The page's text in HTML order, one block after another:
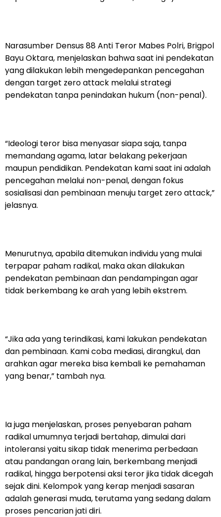
Narasumber Densus 88 Anti Teror Mabes Polri, Brigpol
Bayu Oktara, menjelaskan bahwa saat ini pendekatan
yang dilakukan lebih mengedepankan pencegahan
dengan target zero attack melalui strategi
pendekatan tanpa penindakan hukum (non-penal).
“Ideologi teror bisa menyasar siapa saja, tanpa
memandang agama, latar belakang pekerjaan
maupun pendidikan. Pendekatan kami saat ini adalah
pencegahan melalui non-penal, dengan fokus
sosialisasi dan pembinaan menuju target zero attack,”
jelasnya.
Menurutnya, apabila ditemukan individu yang mulai
terpapar paham radikal, maka akan dilakukan
pendekatan pembinaan dan pendampingan agar
tidak berkembang ke arah yang lebih ekstrem.
“Jika ada yang terindikasi, kami lakukan pendekatan
dan pembinaan. Kami coba mediasi, dirangkul, dan
arahkan agar mereka bisa kembali ke pemahaman
yang benar,” tambah nya.
Ia juga menjelaskan, proses penyebaran paham
radikal umumnya terjadi bertahap, dimulai dari
intoleransi yaitu sikap tidak menerima perbedaan
atau pandangan orang lain, berkembang menjadi
radikal, hingga berpotensi aksi teror jika tidak dicegah
sejak dini. Kelompok yang kerap menjadi sasaran
adalah generasi muda, terutama yang sedang dalam
proses pencarian jati diri.